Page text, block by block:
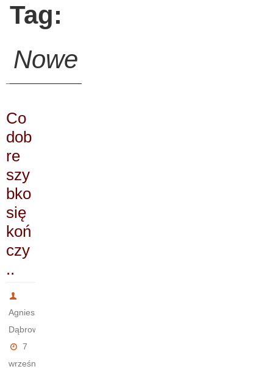
Tag:
Nowe
Co
dob
re
szy
bko
się
koń
czy
..
Agnieszka
Dąbrowska
7
września